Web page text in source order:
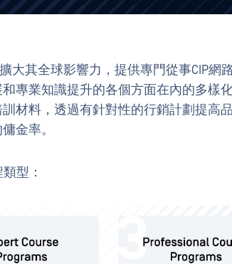
大其全球影響力，提供專門從事CIP網
專業知識提升的各個方面在內的多樣
材料，透過有針對性的行銷計劃提高
金率。
型：